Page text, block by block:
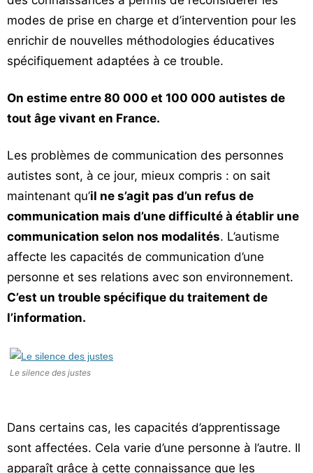
modes de prise en charge et d’intervention pour les
enrichir de nouvelles méthodologies éducatives
spécifiquement adaptées à ce trouble.
On estime entre 80 000 et 100 000 autistes de
tout âge vivant en France.
Les problèmes de communication des personnes
autistes sont, à ce jour, mieux compris : on sait
maintenant qu’il ne s’agit pas d’un refus de
communication mais d’une difficulté à établir une
communication selon nos modalités. L’autisme
affecte les capacités de communication d’une
personne et ses relations avec son environnement.
C’est un trouble spécifique du traitement de
l’information.
Le silence des justes
Dans certains cas, les capacités d’apprentissage
sont affectées. Cela varie d’une personne à l’autre. Il
apparaît grâce à cette connaissance que les